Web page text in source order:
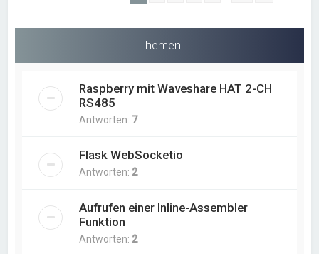
Themen
Raspberry mit Waveshare HAT 2-CH
RS485
Antworten: 7
Flask WebSocketio
Antworten: 2
Aufrufen einer Inline-Assembler
Funktion
Antworten: 2